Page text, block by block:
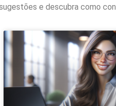
e descubra como